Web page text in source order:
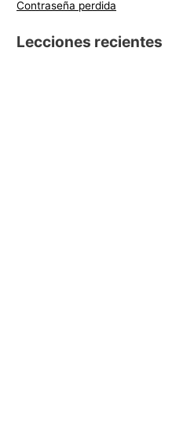
Contraseña perdida
Lecciones recientes